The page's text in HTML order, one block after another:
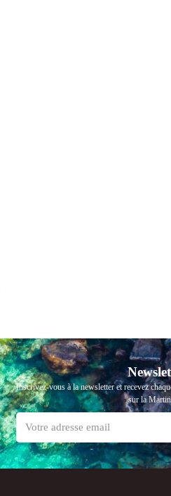
Inscrivez-vous à la newsletter et recevez
sur la